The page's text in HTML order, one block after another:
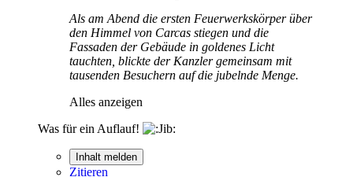
Als am Abend die ersten Feuerwerkskörper über
den Himmel von Carcas stiegen und die
Fassaden der Gebäude in goldenes Licht
tauchten, blickte der Kanzler gemeinsam mit
tausenden Besuchern auf die jubelnde Menge.
Alles anzeigen
Was für ein Auflauf!
Inhalt melden
Zitieren